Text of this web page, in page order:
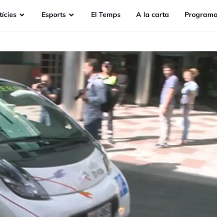
Esports EI Temps A la carta